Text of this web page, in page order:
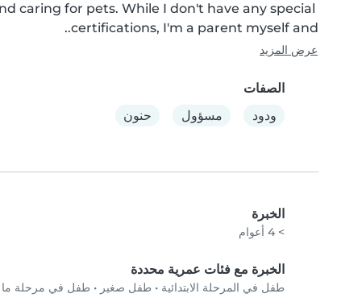
caring for pets. While I don't have any special
certifications, I'm a parent myself and..
عرض المزيد
الصفات
ودود
مسؤول حنون
الخبرة
> 4 أعوام
الخبرة مع فئات عمرية محددة
طفل في المرحلة الابتدائية • طفل صغير • طفل في مرحلة ما